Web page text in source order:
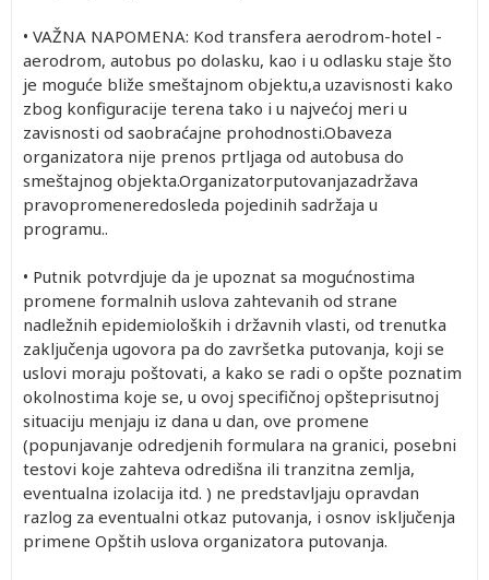
• VAŽNA NAPOMENA: Kod transfera aerodrom-hotel -
aerodrom, autobus po dolasku, kao i u odlasku staje što
je moguće bliže smeštajnom objektu,a uzavisnosti kako
zbog konfiguracije terena tako i u najvećoj meri u
zavisnosti od saobraćajne prohodnosti.Obaveza
organizatora nije prenos prtljaga od autobusa do
smeštajnog objekta.Organizatorputovanjazadržava
pravopromeneredosleda pojedinih sadržaja u
programu..
• Putnik potvrdjuje da je upoznat sa mogućnostima
promene formalnih uslova zahtevanih od strane
nadležnih epidemioloških i državnih vlasti, od trenutka
zaključenja ugovora pa do završetka putovanja, koji se
uslovi moraju poštovati, a kako se radi o opšte poznatim
okolnostima koje se, u ovoj specifičnoj opšteprisutnoj
situaciju menjaju iz dana u dan, ove promene
(popunjavanje odredjenih formulara na granici, posebni
testovi koje zahteva odredišna ili tranzitna zemlja,
eventualna izolacija itd. ) ne predstavljaju opravdan
razlog za eventualni otkaz putovanja, i osnov isključenja
primene Opštih uslova organizatora putovanja.